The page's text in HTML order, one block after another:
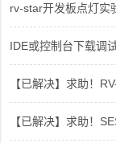
rv-star开发板点灯实
IDE或控制台下载调
【已解决】求助！
【已解决】求助！